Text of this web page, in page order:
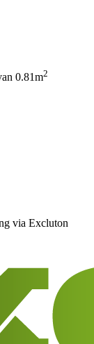
0.81m2
via Excluton